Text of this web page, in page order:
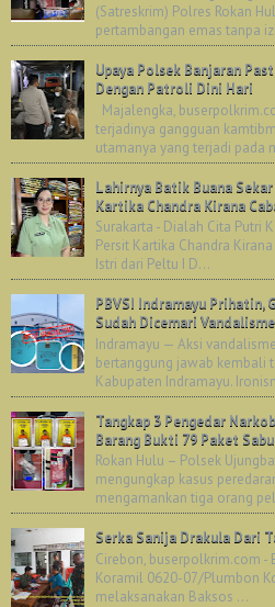
(Satreskrim) Polres Rokan
pertambangan emas tanpa
Upaya Polsek Banjaran
Dengan Patroli Dini Hari
Majalengka,
terjadinya gangguan
utamanya yang terjadi pada
Lahirnya Batik Buana
Kartika Chandra Kirana
Surakarta - Dialah Cita Putri
Persit Kartika Chandra
Istri dari Peltu I D...
PBVSI Indramayu Prihatin,
Sudah Dicemari Vandalisme
Indramayu — Aksi
bertanggung jawab kembali
Kabupaten Indramayu.
Tangkap 3 Pengedar
Barang Bukti 79 Paket
Rokan Hulu – Polsek
mengungkap kasus
mengamankan tiga orang
Serka Sanija Drakula Dari
Cirebon, buserpolkrim.com -
Koramil 0620-07/Plumbon
melaksanakan Baksos ...